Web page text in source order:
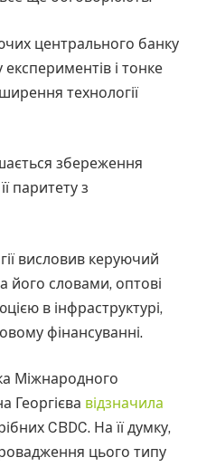
центрального банку
і тонке
технології
збереження
паритету з
висловив керуючий
його словами, оптові
в інфраструктурі,
фінансуванні.
Міжнародного
Георгієва відзначила
CBDC. На її думку,
цього типу